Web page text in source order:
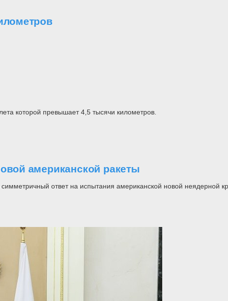
которой превышает 4,5 тысячи километров.
американской ракеты
ответ на испытания американской новой неядерной